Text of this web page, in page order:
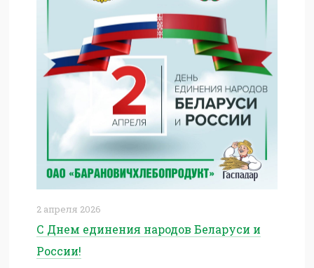
2 апреля 2026
С Днем единения народов Беларуси и
России!